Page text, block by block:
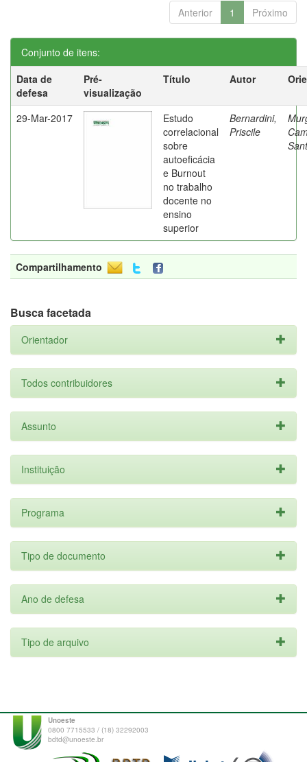
Anterior 1 Próximo
Conjunto de itens:
Data de
defesa
Pré-
visualização
Título Autor
29-Mar-2017
Estudo
correlacional
sobre
autoeficácia
e Burnout
no trabalho
docente no
ensino
superior
Bernardini,
Priscile
Compartilhamento
Busca facetada
Orientador
Todos contribuidores
Assunto
Instituição
Programa
Tipo de documento
Ano de defesa
Tipo de arquivo
Unoeste
0800 7715533 / (18) 32292003
bdtd@unoeste.br